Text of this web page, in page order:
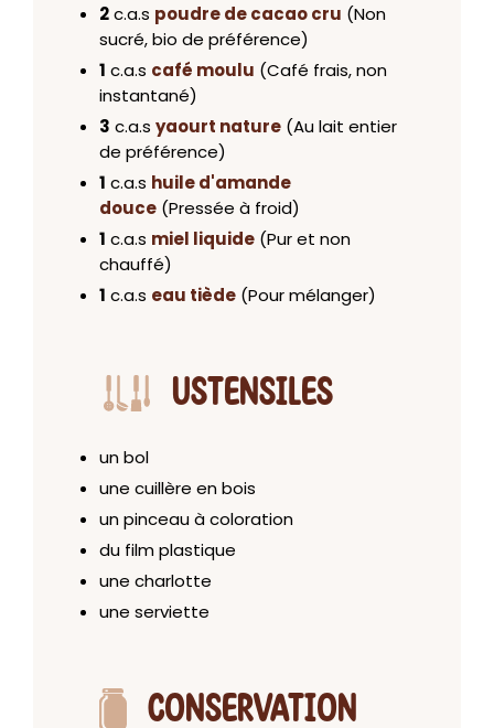
2c.a.s poudre de cacao cru (Non
sucré, bio de préférence)
1 c.a.s café moulu (Café frais, non
instantané)
3 c.a.s yaourt nature (Au lait entier
de préférence)
1 c.a.s huile d'amande
douce (Pressée à froid)
1 c.a.s miel liquide (Pur et non
chauffé)
1 c.a.s eau tiède (Pour mélanger)
USTENSILES
un bol
une cuillère en bois
un pinceau à coloration
du film plastique
une charlotte
une serviette
CONSERVATION